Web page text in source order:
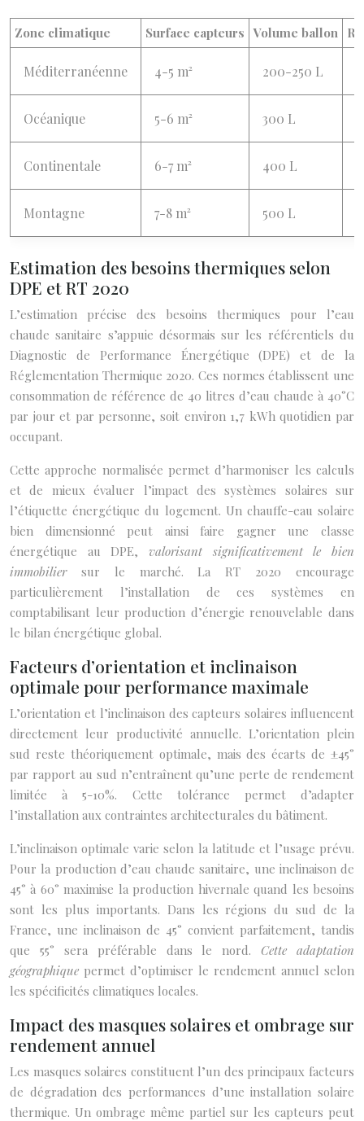
Zone climatique Surface capteurs Volume ballon
Méditerranéenne 4-5 m² 200-250 L
Océanique 5-6 m² 300 L
Continentale 6-7 m² 400 L
Montagne 7-8 m² 500 L
Estimation des besoins thermiques selon
DPE et RT 2020
L’estimation précise des besoins thermiques pour l’eau
chaude sanitaire s’appuie désormais sur les référentiels du
Diagnostic de Performance Énergétique (DPE) et de la
Réglementation Thermique 2020. Ces normes établissent une
consommation de référence de 40 litres d’eau chaude à 40°C
par jour et par personne, soit environ 1,7 kWh quotidien par
occupant.
Cette approche normalisée permet d’harmoniser les calculs
et de mieux évaluer l’impact des systèmes solaires sur
l’étiquette énergétique du logement. Un chauffe-eau solaire
bien dimensionné peut ainsi faire gagner une classe
énergétique au DPE, valorisant significativement le bien
immobilier sur le marché. La RT 2020 encourage
particulièrement l’installation de ces systèmes en
comptabilisant leur production d’énergie renouvelable dans
le bilan énergétique global.
Facteurs d’orientation et inclinaison
optimale pour performance maximale
L’orientation et l’inclinaison des capteurs solaires influencent
directement leur productivité annuelle. L’orientation plein
sud reste théoriquement optimale, mais des écarts de ±45°
par rapport au sud n’entraînent qu’une perte de rendement
limitée à 5-10%. Cette tolérance permet d’adapter
l’installation aux contraintes architecturales du bâtiment.
L’inclinaison optimale varie selon la latitude et l’usage prévu.
Pour la production d’eau chaude sanitaire, une inclinaison de
45° à 60° maximise la production hivernale quand les besoins
sont les plus importants. Dans les régions du sud de la
France, une inclinaison de 45° convient parfaitement, tandis
que 55° sera préférable dans le nord.Cette adaptation
géographique permet d’optimiser le rendement annuel selon
les spécificités climatiques locales.
Impact des masques solaires et ombrage sur
rendement annuel
Les masques solaires constituent l’un des principaux facteurs
de dégradation des performances d’une installation solaire
thermique. Un ombrage même partiel sur les capteurs peut